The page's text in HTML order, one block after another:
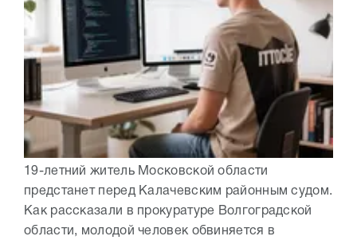
19-летний житель Московской области
предстанет перед Калачевским районным судом.
Как рассказали в прокуратуре Волгоградской
области, молодой человек обвиняется в